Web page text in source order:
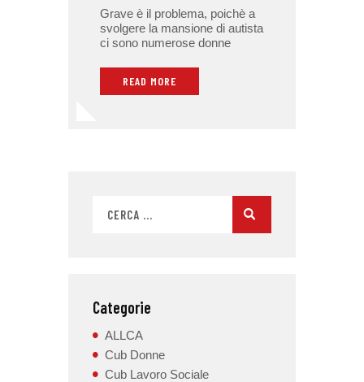
Grave è il problema, poichè a
svolgere la mansione di autista
ci sono numerose donne
READ MORE
Categorie
ALLCA
Cub Donne
Cub Lavoro Sociale